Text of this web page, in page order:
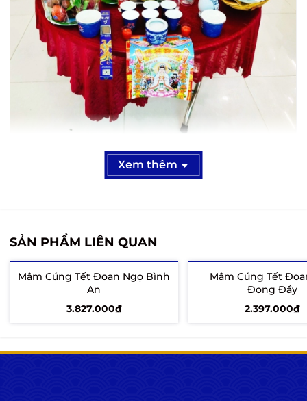
Hình 1: Tổng quan Mâm Cúng Tết Đoan Ngọ Tâm
An bày trí trang nghiêm, chuẩn phong thủy.
gặp áp lực khung giờ hoàng đạo
lễ cúng Tết Đoan Ngọbắt buộc phải tiến hành vào
đúng khung giờ hoàng đạo từ 11h đến 13h trưa
mùng 5/5 âm lịch. Khung giờ hành chính này khiến
Xem thêm
SẢN PHẨM LIÊN QUAN
Mâm Cúng Tết Đoan Ngọ Bình
An
3.827.000₫
Mâm Cúng Tết
Đong Đầy
2.397.000₫